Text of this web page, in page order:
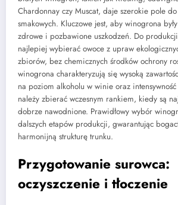
Chardonnay czy Muscat, daje szerokie pole
smakowych. Kluczowe jest, aby winogrona
zdrowe i pozbawione uszkodzeń. Do
najlepiej wybierać owoce z upraw
zbiorów, bez chemicznych środków ochrony
winogrona charakteryzują się wysoką
na poziom alkoholu w winie oraz
należy zbierać wczesnym rankiem, kiedy są
dobrze nawodnione. Prawidłowy wybór
dalszych etapów produkcji, gwarantując
harmonijną strukturę trunku.
Przygotowanie surowca:
oczyszczenie i tłoczenie